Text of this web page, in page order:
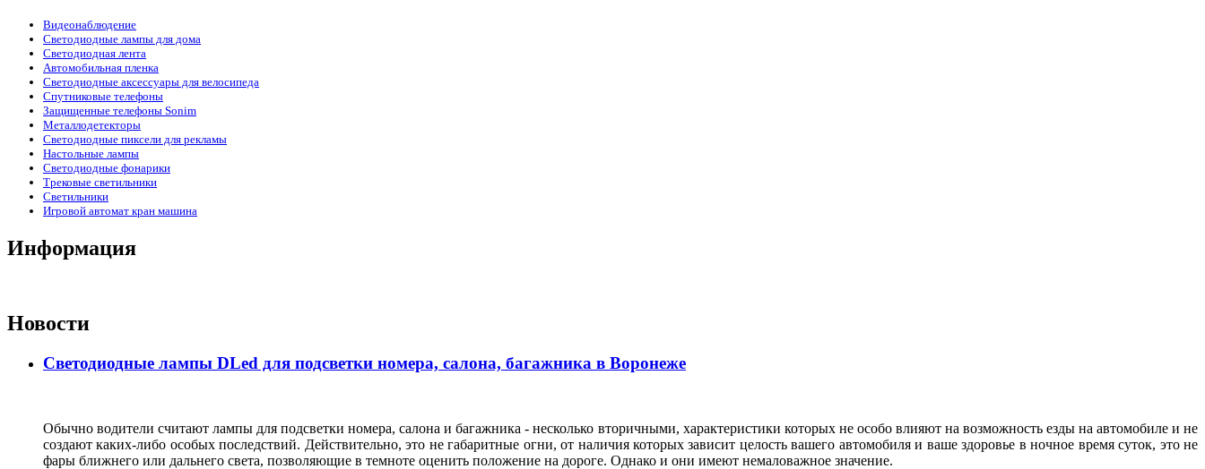
Видеонаблюдение
Светодиодные лампы для дома
Светодиодная лента
Автомобильная пленка
Светодиодные аксессуары для велосипеда
Спутниковые телефоны
Защищенные телефоны Sonim
Металлодетекторы
Светодиодные пиксели для рекламы
Настольные лампы
Светодиодные фонарики
Трековые светильники
Светильники
Игровой автомат кран машина
Информация
Новости
Светодиодные лампы DLed для подсветки номера, салона, багажника в Воронеже
Обычно водители считают лампы для подсветки номера, салона и багажника - несколько вторичными, характеристики которых не особо влияют на возможность езды на автомобиле и не
создают каких-либо особых последствий. Действительно, это не габаритные огни, от наличия которых зависит целость вашего автомобиля и ваше здоровье в ночное время суток, это не
фары ближнего или дальнего света, позволяющие в темноте оценить положение на дороге. Однако и они имеют немаловажное значение.